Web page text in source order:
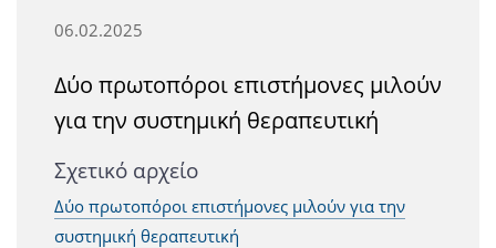
06.02.2025
Δύο πρωτοπόροι επιστήμονες μιλούν
για την συστημική θεραπευτική
Σχετικό αρχείο
Δύο πρωτοπόροι επιστήμονες μιλούν για την
συστημική θεραπευτική